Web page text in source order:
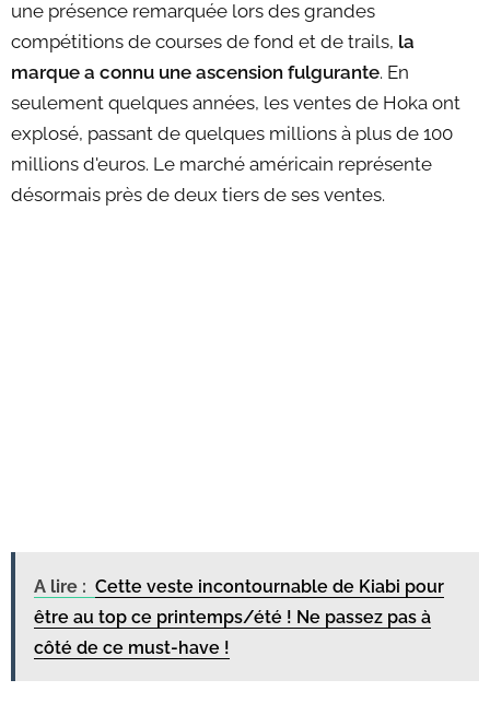
une présence remarquée lors des grandes
compétitions de courses de fond et de trails, la
marque a connu une ascension fulgurante. En
seulement quelques années, les ventes de Hoka ont
explosé, passant de quelques millions à plus de 100
millions d'euros. Le marché américain représente
désormais près de deux tiers de ses ventes.
A lire : Cette veste incontournable de Kiabi pour
être au top ce printemps/été ! Ne passez pas à
côté de ce must-have !